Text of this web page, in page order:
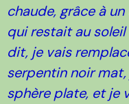
chaude, grâce à
qui restait au
dit, je vais
serpentin noir mat,
sphère plate, et je